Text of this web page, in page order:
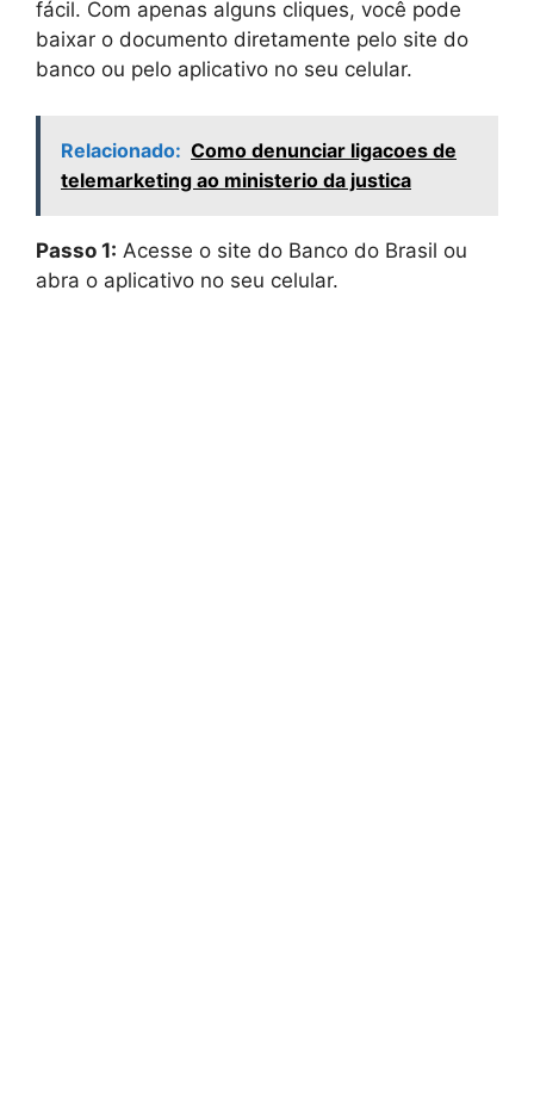
fácil. Com apenas alguns cliques, você pode
baixar o documento diretamente pelo site do
banco ou pelo aplicativo no seu celular.
Relacionado: Como denunciar ligacoes de
telemarketing ao ministerio da justica
Passo 1: Acesse o site do Banco do Brasil ou
abra o aplicativo no seu celular.